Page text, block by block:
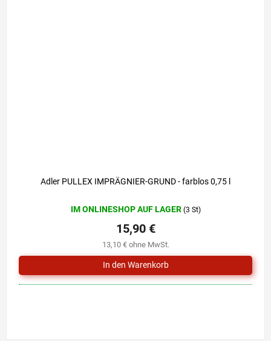
Adler PULLEX IMPRÄGNIER-GRUND - farblos 0,75 l
IM ONLINESHOP AUF LAGER (3 St)
13,10 € ohne MwSt.
15,90 €